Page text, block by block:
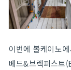
이번에 볼케이노
베드&브렉퍼스트